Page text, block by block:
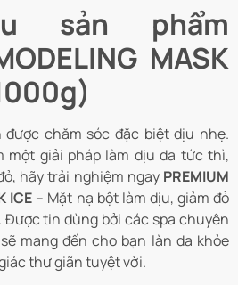
sản phẩm
MASK
chăm sóc đặc biệt dịu nhẹ.
một giải pháp làm dịu da tức thì,
hãy trải nghiệm ngay PREMIUM
ICE – Mặt nạ bột làm dịu, giảm đỏ
tin dùng bởi các spa chuyên
mang đến cho bạn làn da khỏe
thư giãn tuyệt vời.